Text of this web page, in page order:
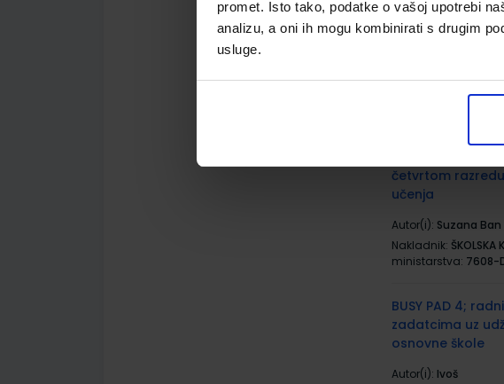
promet. Isto tako, podatke o vašoj upotrebi
analizu, a oni ih mogu kombinirati s drugim
usluge.
DIP IN 4; radni
četvrtom
učenja
Autor(i): Suzana
Nakladnik: ŠKOLSKA
ministarstva: 7608-
BUSY PAD 4;
zadatcima uz
osnovne škole
Autor(i): Ivoš